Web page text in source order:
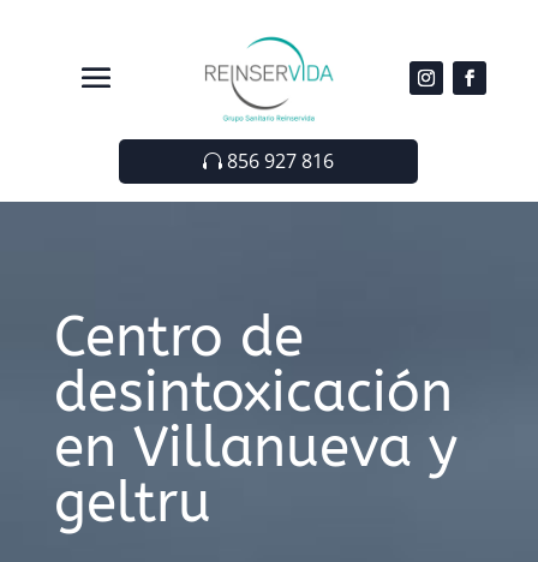
856 927 816
Centro de
desintoxicación
en Villanueva y
geltru